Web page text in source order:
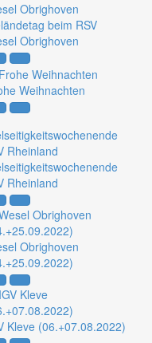
beim RSV
Obrighoven
Weihnachten
Rheinland
Obrighoven
Kleve (06.+07.08.2022)